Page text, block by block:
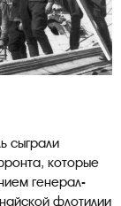
сыграли
которые
генерал-
флотилии